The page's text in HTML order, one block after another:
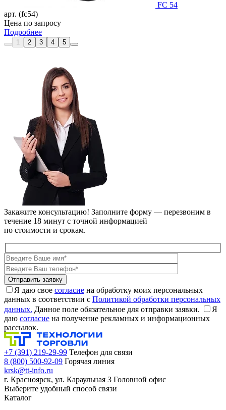
FC 54
арт. (fc54)
Цена по запросу
Подробнее
1 2 3 4 5
Закажите консультацию! Заполните форму — перезвоним в
течение 18 минут с точной информацией
по стоимости и срокам.
Я даю свое согласие на обработку моих персональных
данных в соответствии с Политикой обработки персональных
данных. Данное поле обязательное для отправки заявки.
Я
даю согласие на получение рекламных и информационных
рассылок.
+7 (391) 219-29-99 Телефон для связи
8 (800) 500-92-09 Горячая линия
krsk@tt-info.ru
г. Красноярск, ул. Караульная 3 Головной офис
Выберите удобный способ связи
Каталог